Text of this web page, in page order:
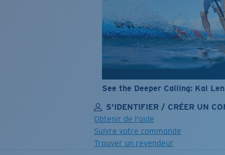
See the Deeper Calling: Kai
S’IDENTIFIER / CRÉER UN
Obtenir de l'aide
Suivre votre commande
Trouver un revendeur